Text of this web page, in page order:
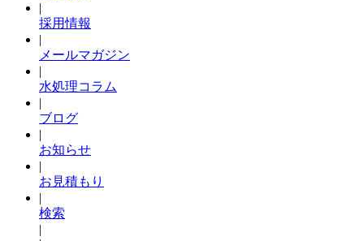
|
採用情報
|
メールマガジン
|
水処理コラム
|
ブログ
|
お知らせ
|
お見積もり
|
検索
|